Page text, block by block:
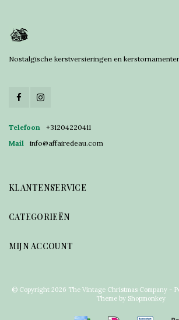
Nostalgische kerstversieringen en
Telefoon
+31204220411
Mail
info@affairedeau.com
KLANTENSERVICE
CATEGORIEËN
MIJN ACCOUNT
© Copyright 2026 The Vintage Christmas Company -
Theme by Shopmonkey